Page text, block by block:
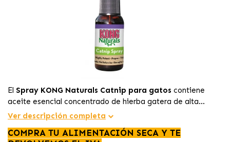
El Spray KONG Naturals Catnip para gatos contiene
aceite esencial concentrado de hierba gatera de alta
calidad que ayuda a estimular el juego, la curiosidad y el
rascadores o zonas de descanso y convertir cualquier
Ver descripción completa
COMPRA TU ALIMENTACIÓN SECA Y TE